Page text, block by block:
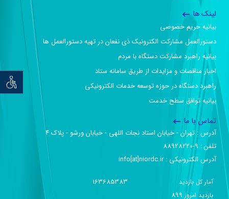
توان
لینک ها
بیانیه حریم خصوصی
دستورالعمل مشارکت الکترونیک ذی نفعان در تهیه دستورالعمل ها
بیانیه راهبرد مشارکت دستگاه با مردم
اخبار مناقصات و مزایدات از طریق سامانه ستاد
راهبرد دستگاه در حوزه توسعه خدمات الکترونیکی
بیانیه توافق سطح خدمت
تماس با ما
آدرس :‌ تهران - خیابان استاد نجات اللهی - خیابان ورشو - پلاک ۴
تلفن :‌ 9-88928220
آدرس الکترونیکی :‌ info[at]niordc.ir
آمار کل بازدید 163685383
بازديد امروز 899